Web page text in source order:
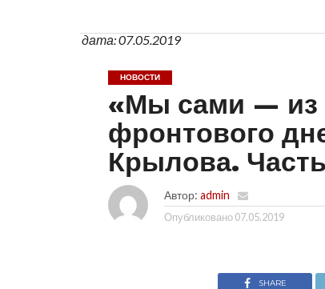
дата: 07.05.2019
НОВОСТИ
«Мы сами — из
фронтового
Крылова.
Автор: admin
Опубликовано 07.05.2019
SHARE